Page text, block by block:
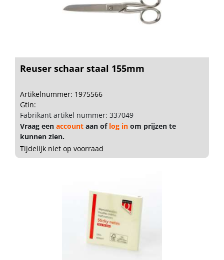
Reuser schaar staal 155mm
Artikelnummer: 1975566
Gtin:
Fabrikant artikel nummer: 337049
Vraag een account aan of log in om prijzen te
kunnen zien.
Tijdelijk niet op voorraad